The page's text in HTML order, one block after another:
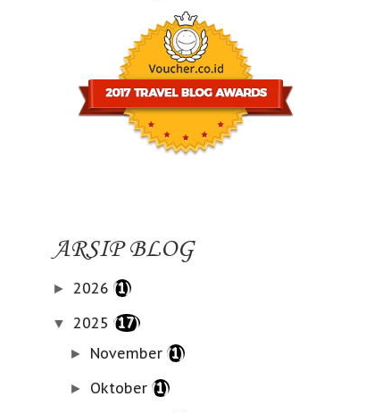
ARSIP BLOG
► 2026 (1)
▼ 2025 (17)
► November(1)
► Oktober(1)